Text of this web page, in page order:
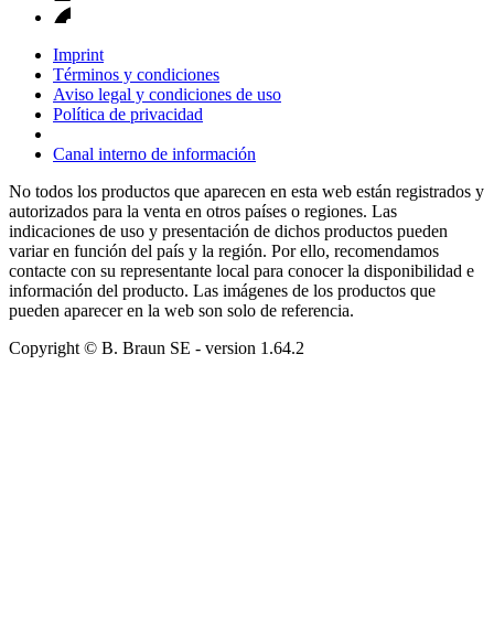
Imprint
Términos y condiciones
Aviso legal y condiciones de uso
Política de privacidad
Canal interno de información
No todos los productos que aparecen en esta web están registrados y
autorizados para la venta en otros países o regiones. Las
indicaciones de uso y presentación de dichos productos pueden
variar en función del país y la región. Por ello, recomendamos
contacte con su representante local para conocer la disponibilidad e
información del producto. Las imágenes de los productos que
pueden aparecer en la web son solo de referencia.
Copyright © B. Braun SE - version 1.64.2